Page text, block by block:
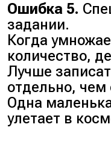
Ошибка 5.
задании.
Когда
количество,
Лучше
отдельно,
Одна
улетает в